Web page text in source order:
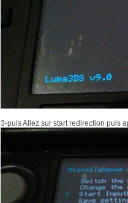
3-puis Allez sur start redirection puis